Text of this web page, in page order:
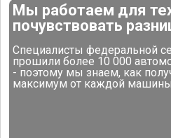
Мы работаем для
почувствовать
Специалисты федеральной
прошили более 10 000
- поэтому мы знаем, как
максимум от каждой